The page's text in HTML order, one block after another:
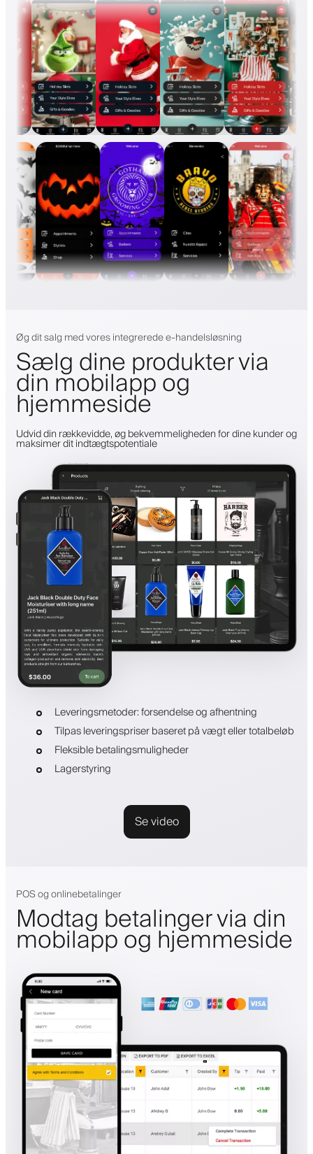
Øg dit salg med vores integrerede e-handelsløsning
Sælg dine produkter via
din mobilapp og
hjemmeside
Udvid din rækkevidde, øg bekvemmeligheden for dine kunder og
maksimer dit indtægtspotentiale
Leveringsmetoder: forsendelse og afhentning
Tilpas leveringspriser baseret på vægt eller totalbeløb
Fleksible betalingsmuligheder
Lagerstyring
Se video
POS og onlinebetalinger
Modtag betalinger via din
mobilapp og hjemmeside